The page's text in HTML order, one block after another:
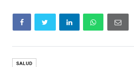
SALUD